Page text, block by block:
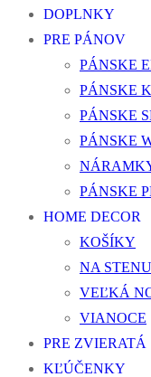
DOPLNKY
PRE PÁNOV
PÁNSKE
PÁNSKE
PÁNSKE
PÁNSKE
PÁNSKE
HOME DECOR
KOŠÍKY
NA STENU
VEĽKÁ
VIANOCE
PRE ZVIERATÁ
KĽÚČENKY